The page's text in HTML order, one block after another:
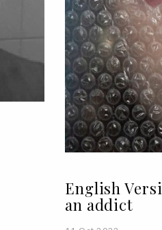
English
an addict